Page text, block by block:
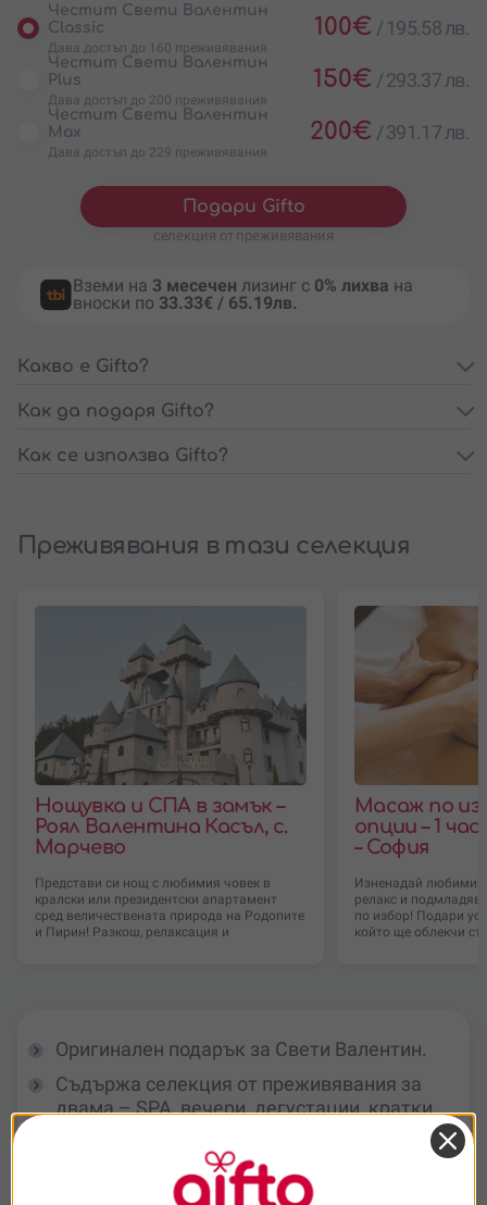
Честит Свети Валентин
Classic
Дава достъп до 160 преживявания
100€ /195.58 лв.
Честит Свети Валентин
Plus
Дава достъп до 200 преживявания
150€ /293.37 лв.
Честит Свети Валентин
Max
Дава достъп до 229 преживявания
200€ /391.17 лв.
Подари Gifto
селекция от преживявания
Вземи на 3 месечен лизинг с 0% лихва на
вноски по 33.33€ / 65.19лв.
Какво е Gifto?
Как да подаря Gifto?
Как се използва Gifto?
Преживявания в тази селекция
Нощувка и СПА в замък –
Роял Валентина Касъл, с.
Марчево
Представи си нощ с любимия човек в
кралски или президентски апартамент
сред величествената природа на Родопите
и Пирин! Разкош, релаксация и
Масаж по
опции – 1
– София
Изненадай любимия
релакс и
по избор! Подари
който ще облекчи
Оригинален подарък за Свети Валентин.
Съдържа селекция от преживявания за
двама – SPA, вечери, дегустации, кратки
почивки, разходки и романтични моменти
Красива подаръчна кутия с ваучер, който
получателят активира и използва според